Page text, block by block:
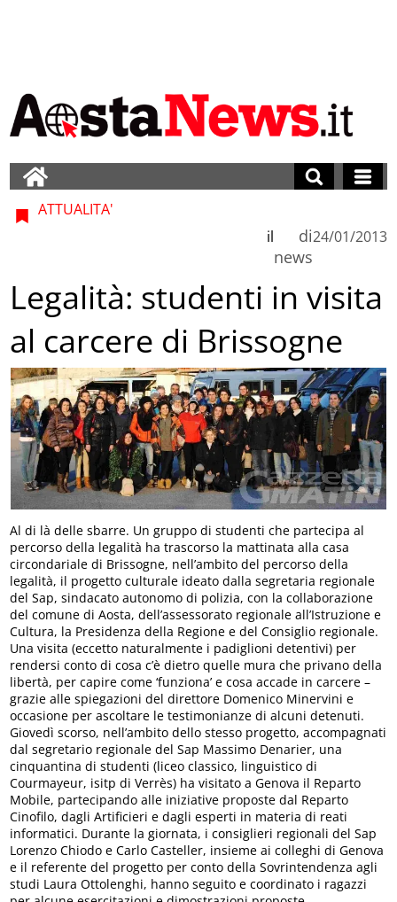
ATTUALITA'
di
news
il 24/01/2013
Legalità: studenti in visita
al carcere di Brissogne
Al di là delle sbarre. Un gruppo di studenti che partecipa al
percorso della legalità ha trascorso la mattinata alla casa
circondariale di Brissogne, nell’ambito del percorso della
legalità, il progetto culturale ideato dalla segretaria regionale
del Sap, sindacato autonomo di polizia, con la collaborazione
del comune di Aosta, dell’assessorato regionale all’Istruzione e
Cultura, la Presidenza della Regione e del Consiglio regionale.
Una visita (eccetto naturalmente i padiglioni detentivi) per
rendersi conto di cosa c’è dietro quelle mura che privano della
libertà, per capire come ‘funziona’ e cosa accade in carcere –
grazie alle spiegazioni del direttore Domenico Minervini e
occasione per ascoltare le testimonianze di alcuni detenuti.
Giovedì scorso, nell’ambito dello stesso progetto, accompagnati
dal segretario regionale del Sap Massimo Denarier, una
cinquantina di studenti (liceo classico, linguistico di
Courmayeur, isitp di Verrès) ha visitato a Genova il Reparto
Mobile, partecipando alle iniziative proposte dal Reparto
Cinofilo, dagli Artificieri e dagli esperti in materia di reati
informatici. Durante la giornata, i consiglieri regionali del Sap
Lorenzo Chiodo e Carlo Casteller, insieme ai colleghi di Genova
e il referente del progetto per conto della Sovrintendenza agli
studi Laura Ottolenghi, hanno seguito e coordinato i ragazzi